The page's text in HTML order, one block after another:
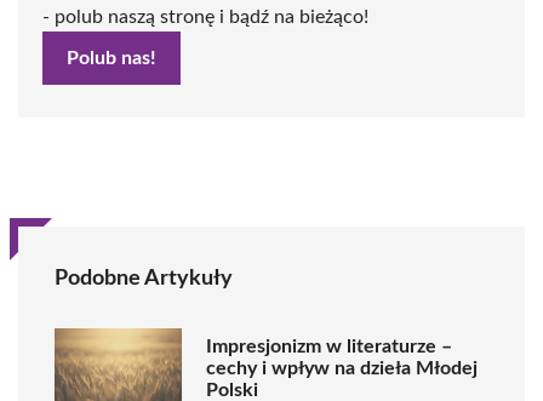
- polub naszą stronę i bądź na bieżąco!
Polub nas!
Podobne Artykuły
Impresjonizm w literaturze –
cechy i wpływ na dzieła Młodej
Polski